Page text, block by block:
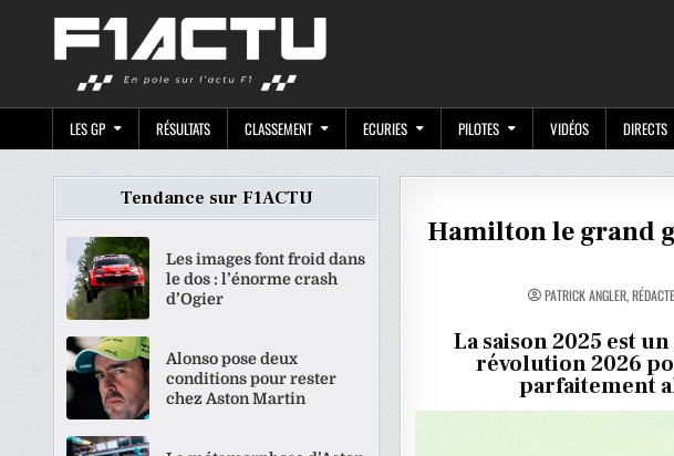
LES GP RÉSULTATS CLASSEMENT ECURIES PILOTES VIDÉOS DIRECTS
Hamilton le grand
PATRICK ANGLER,
La saison 2025 est
révolution 2026
parfaitement
Tendance sur F1ACTU
Les images font froid dans
le dos : l’énorme crash
d’Ogier
Alonso pose deux
conditions pour rester
chez Aston Martin